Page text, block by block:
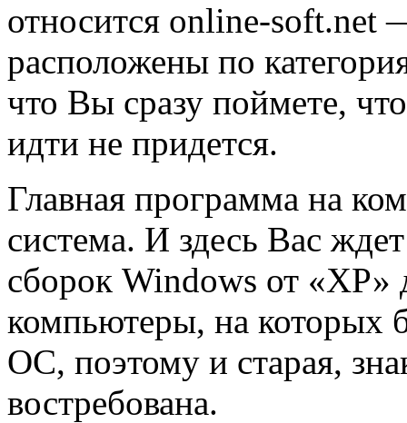
относится online-soft.net
расположены по
что Вы сразу поймете,
идти не придется.
Главная программа на
система. И здесь Вас
сборок Windows от «ХР»
компьютеры, на которых
ОС, поэтому и старая,
востребована.